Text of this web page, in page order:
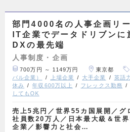
部門4000名の人事企画リ
IT企業でデータドリブン
DXの最先端
人事制度・企画
700万円 ～ 1149万円 東京都
バル企業）
上場企業 大手企業 英語
休み
年収600万以上 フレックス勤務
してもOK
売上5兆円／世界55カ国展開／グ
社員数20万人／日本最大級＆世
企業／影響力と社会…